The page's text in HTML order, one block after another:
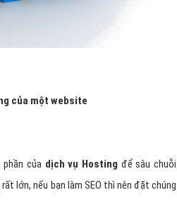
của một website
củadịch vụ Hosting để sâu chuỗi
lớn, nếu bạn làm SEO thì nên đặt chúng